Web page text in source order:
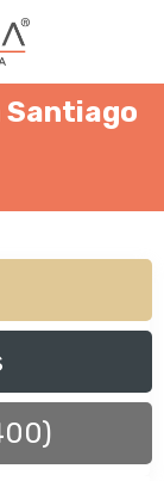
Santiago